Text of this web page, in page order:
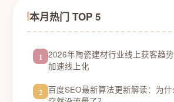
本月热门 TOP 5
1 2026年陶瓷建材行业线上获客趋
加速线上化
2 百度SEO最新算法更新解读：为